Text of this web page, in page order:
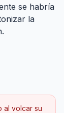
se habría
la
al volcar su